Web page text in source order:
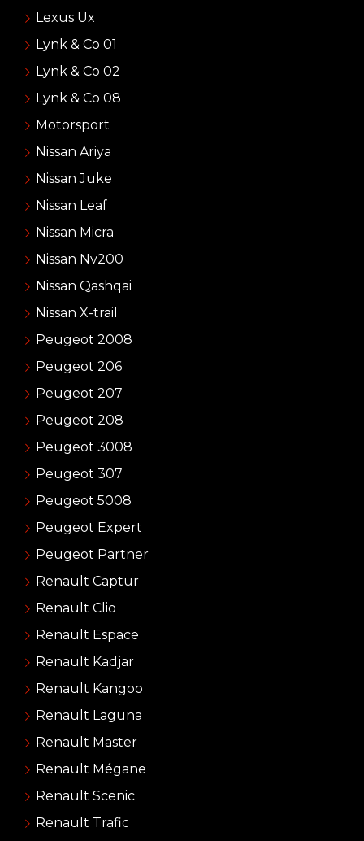
Lexus Ux
Lynk & Co 01
Lynk & Co 02
Lynk & Co 08
Motorsport
Nissan Ariya
Nissan Juke
Nissan Leaf
Nissan Micra
Nissan Nv200
Nissan Qashqai
Nissan X-trail
Peugeot 2008
Peugeot 206
Peugeot 207
Peugeot 208
Peugeot 3008
Peugeot 307
Peugeot 5008
Peugeot Expert
Peugeot Partner
Renault Captur
Renault Clio
Renault Espace
Renault Kadjar
Renault Kangoo
Renault Laguna
Renault Master
Renault Mégane
Renault Scenic
Renault Trafic